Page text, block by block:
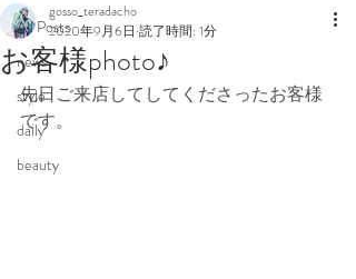
All Posts
news
style
daily
beauty
お客様photo♪
gosso_teradacho
2020年9月6日 読了時間: 1分
先日ご来店してしてくださったお客様
です。